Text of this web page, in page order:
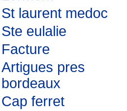
St laurent medoc
Ste eulalie
Facture
Artigues pres
bordeaux
Cap ferret